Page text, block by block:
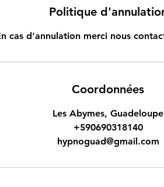
Politique
cas d'annulation merci nous
Coordonnées
Les Abymes, Guadeloupe
+590690318140
hypnoguad@gmail.com